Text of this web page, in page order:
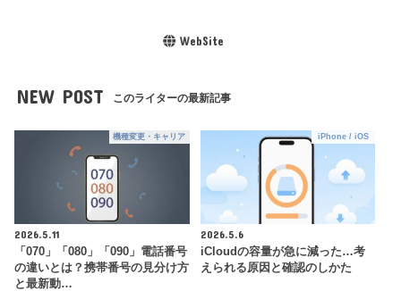
WebSite
NEW POST このライターの最新記事
機種変更・キャリア
2026.5.11
「070」「080」「090」電話番号
の違いとは？携帯番号の見分け方
と最新動…
iPhone / iOS
2026.5.6
iCloudの容量が急に減った…考
えられる原因と確認のしかた